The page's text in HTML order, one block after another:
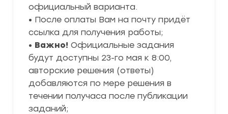
официальный варианта.
• После оплаты Вам на почту придёт
ссылка для получения работы;
• Важно! Официальные задания
будут доступны 23-го мая к 8:00,
авторские решения (ответы)
добавляются по мере решения в
течении получаса после публикации
заданий;